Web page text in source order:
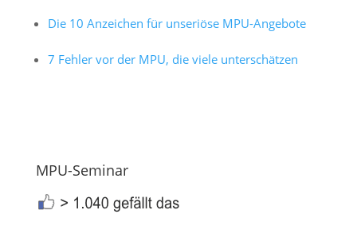
Die 10 Anzeichen für unseriöse MPU-Angebote
7 Fehler vor der MPU, die viele unterschätzen
MPU-Seminar